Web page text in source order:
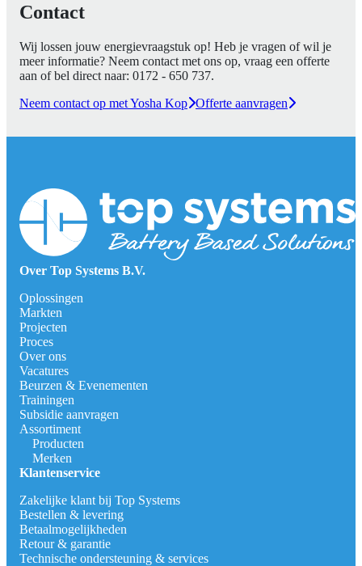
Contact
Wij lossen jouw energievraagstuk op! Heb je vragen of wil je
meer informatie? Neem contact met ons op, vraag een offerte
aan of bel direct naar: 0172 - 650 737.
Neem contact op met Yosha Kop Offerte aanvragen
Over Top Systems B.V.
Oplossingen
Markten
Projecten
Proces
Over ons
Vacatures
Beurzen & Evenementen
Trainingen
Subsidie aanvragen
Assortiment
Producten
Merken
Klantenservice
Zakelijke klant bij Top Systems
Bestellen & levering
Betaalmogelijkheden
Retour & garantie
Technische ondersteuning & services